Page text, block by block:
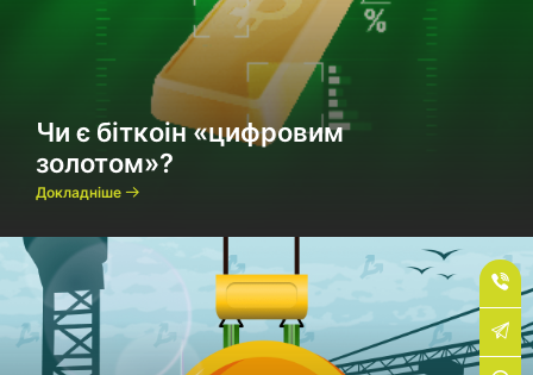
Чи є біткоін «цифровим
золотом»?
Докладніше